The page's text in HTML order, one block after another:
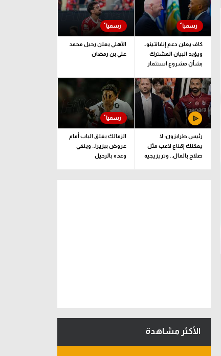
كاف يعلن دعم إنفانتينو..
ويؤيد البيان المشترك
بشأن مشروع استثمار
الأهلي يعلن رحيل محمد
علي بن رمضان
رئيس طرابزون: لا
يمكنك إقناع لاعب مثل
صلاح بالمال.. وتريزيجيه
الزمالك يغلق الباب أمام
عروض بيزيرا.. وينفي
وعده بالرحيل
الأكثر مشاهدة